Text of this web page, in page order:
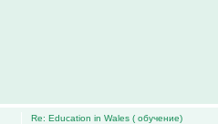
Re: Education in Wales ( обучение)